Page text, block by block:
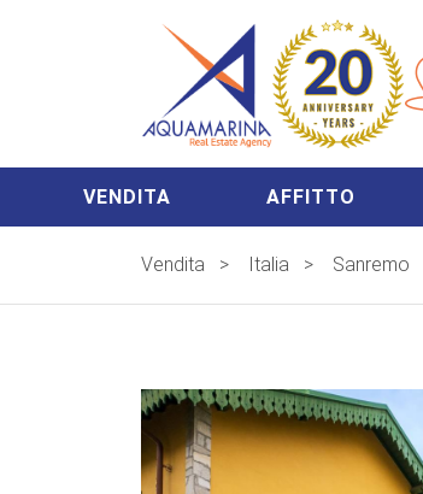
VENDITA AFFITTO
Vendita > Italia > Sanremo